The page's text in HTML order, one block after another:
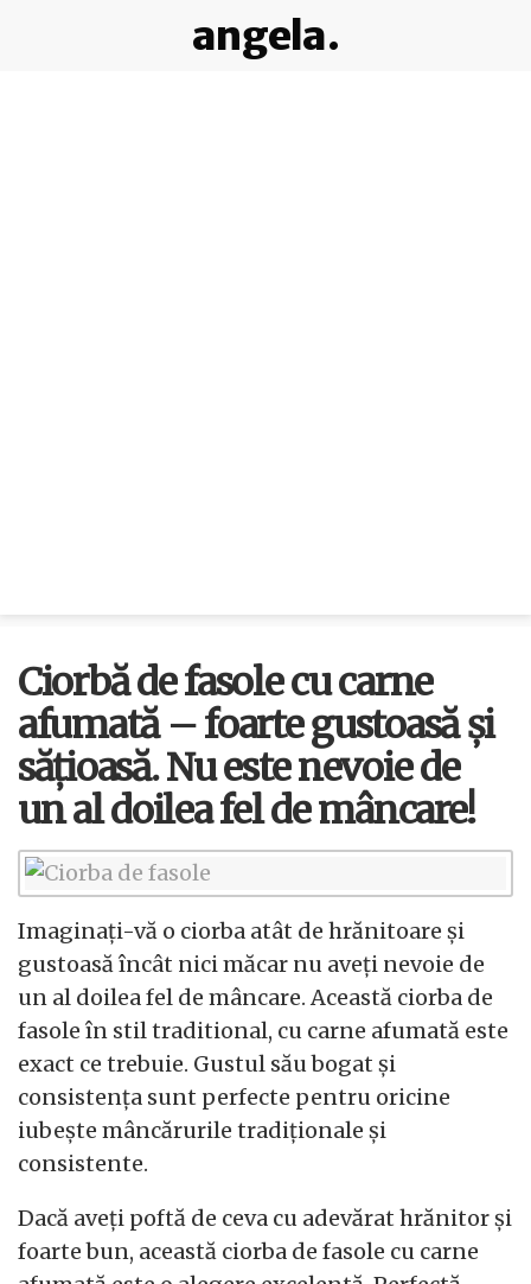
angela.
Ciorbă de fasole cu carne
afumată – foarte gustoasă și
sățioasă. Nu este nevoie de
un al doilea fel de mâncare!
Imaginați-vă o ciorba atât de hrănitoare și
gustoasă încât nici măcar nu aveți nevoie de
un al doilea fel de mâncare. Această ciorba de
fasole în stil traditional, cu carne afumată este
exact ce trebuie. Gustul său bogat și
consistența sunt perfecte pentru oricine
iubește mâncărurile tradiționale și
consistente.
Dacă aveți poftă de ceva cu adevărat hrănitor și
foarte bun, această ciorba de fasole cu carne